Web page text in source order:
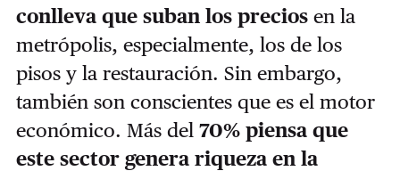
conlleva que suban los precios en la
metrópolis, especialmente, los de los
pisos y la restauración. Sin embargo,
también son conscientes que es el motor
económico. Más del 70% piensa que
este sector genera riqueza en la